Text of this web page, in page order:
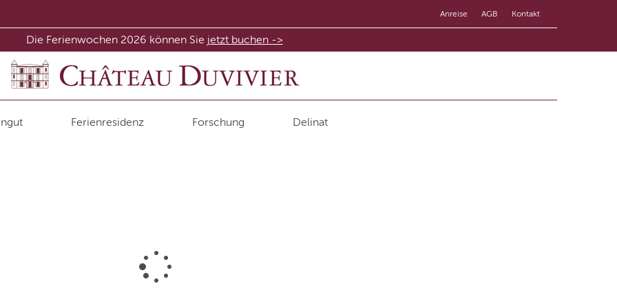
Anreise AGB Kontakt
Die Ferienwochen 2026 können Sie jetzt buchen ->
Ferienresidenz Forschung Delinat